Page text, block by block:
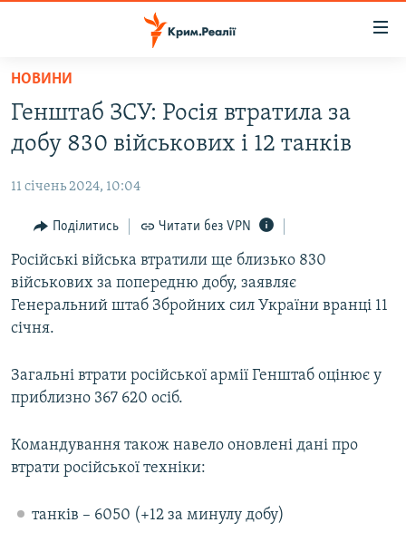
Перейти
основного
матеріалу
Перейти
до
навігації
Перейти
до
пошуку
ВОДА.КРИМ
ВІДЕО ТА ФОТО
ПОЛІТИКА
БЛОГИ
ПОГЛЯД
ІНТЕРВ'Ю
ВСЕ ЗА ДЕНЬ
ДЕПОРТАЦІЯ
СВІДЧЕННЯ ОКУПАЦІЇ
ІНФОГРАФІКА
ЯК ОБІЙТИ БЛОКУВАННЯ
Русский
Qırımtatar
ДОЛУЧАЙСЯ!
НОВИНИ
Генштаб ЗСУ: Росія втратила за
добу 830 військових і 12 танків
11 січень 2024, 10:04
Поділитись Читати без VPN
Російські війська втратили ще близько 830
військових за попередню добу, заявляє
Генеральний штаб Збройних сил України вранці 11
січня.
Загальні втрати російської армії Генштаб оцінює у
приблизно 367 620 осіб.
Командування також навело оновлені дані про
втрати російської техніки:
танків – 6050 (+12 за минулу добу)